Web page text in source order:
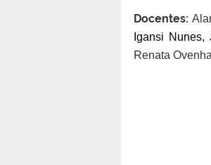
Docentes:
Igansi Nunes,
Renata